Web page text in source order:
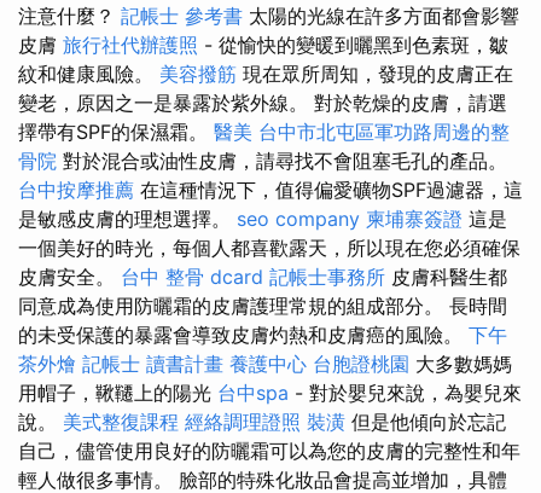
注意什麼？ 記帳士 參考書 太陽的光線在許多方面都會影響
皮膚 旅行社代辦護照 - 從愉快的變暖到曬黑到色素斑，皺
紋和健康風險。 美容撥筋 現在眾所周知，發現的皮膚正在
變老，原因之一是暴露於紫外線。 對於乾燥的皮膚，請選
擇帶有SPF的保濕霜。 醫美 台中市北屯區軍功路周邊的整
骨院 對於混合或油性皮膚，請尋找不會阻塞毛孔的產品。
台中按摩推薦 在這種情況下，值得偏愛礦物SPF過濾器，這
是敏感皮膚的理想選擇。 seo company 柬埔寨簽證 這是
一個美好的時光，每個人都喜歡露天，所以現在您必須確保
皮膚安全。 台中 整骨 dcard 記帳士事務所 皮膚科醫生都
同意成為使用防曬霜的皮膚護理常規的組成部分。 長時間
的未受保護的暴露會導致皮膚灼熱和皮膚癌的風險。 下午
茶外燴 記帳士 讀書計畫 養護中心 台胞證桃園 大多數媽媽
用帽子，鞦韆上的陽光 台中spa - 對於嬰兒來說，為嬰兒來
說。 美式整復課程 經絡調理證照 裝潢 但是他傾向於忘記
自己，儘管使用良好的防曬霜可以為您的皮膚的完整性和年
輕人做很多事情。 臉部的特殊化妝品會提高並增加，具體